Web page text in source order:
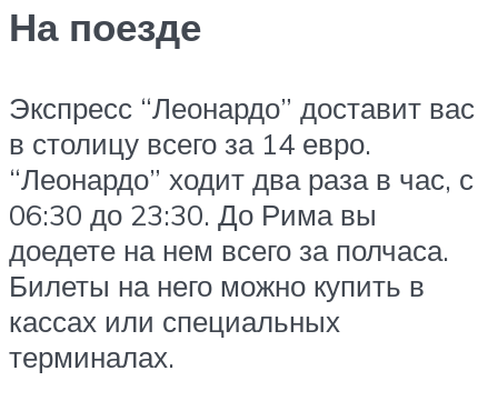
На поезде
Экспресс “Леонардо” доставит вас
в столицу всего за 14 евро.
“Леонардо” ходит два раза в час, с
06:30 до 23:30. До Рима вы
доедете на нем всего за полчаса.
Билеты на него можно купить в
кассах или специальных
терминалах.